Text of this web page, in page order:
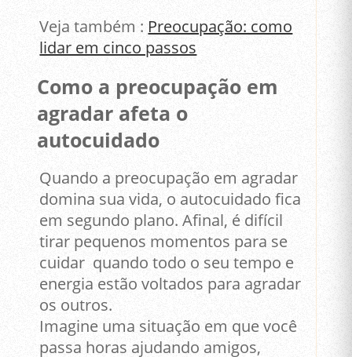
Veja também : Preocupação: como
lidar em cinco passos
Como a preocupação em
agradar afeta o
autocuidado
Quando a preocupação em agradar
domina sua vida, o autocuidado fica
em segundo plano. Afinal, é difícil
tirar pequenos momentos para se
cuidar quando todo o seu tempo e
energia estão voltados para agradar
os outros.
Imagine uma situação em que você
passa horas ajudando amigos,